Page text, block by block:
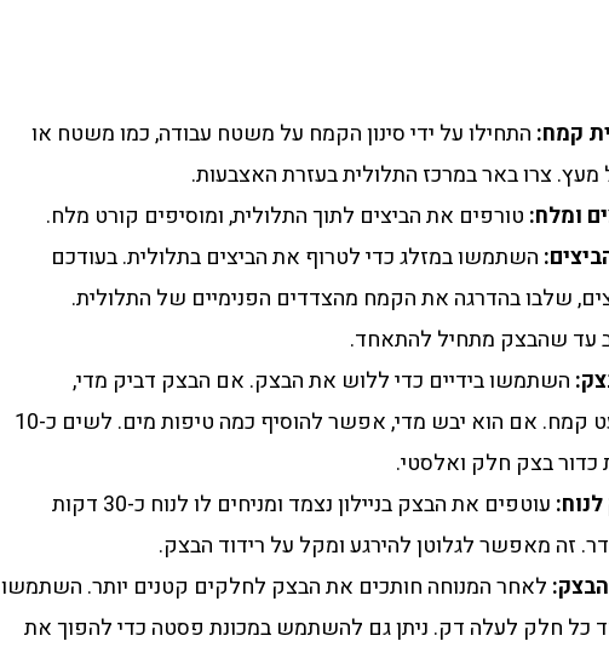
התחילו על ידי סינון הקמח על משטח עבודה, כמו משטח או
מעץ. צרו באר במרכז התלולית בעזרת האצבעות.
טורפים את הביצים לתוך התלולית, ומוסיפים קורט מלח.
השתמשו במזלג כדי לטרוף את הביצים בתלולית. בעודכם
שלבו בהדרגה את הקמח מהצדדים הפנימיים של התלולית.
עד שהבצק מתחיל להתאחד.
השתמשו בידיים כדי ללוש את הבצק. אם הבצק דביק מדי,
מוסיפים עוד מעט קמח. אם הוא יבש מדי, אפשר להוסיף כמה טיפות מים. לשים כ-10
בצק חלק ואלסטי.
עוטפים את הבצק בניילון נצמד ומניחים לו לנוח כ-30 דקות
זה מאפשר לגלוטן להירגע ומקל על רידוד הבצק.
לאחר המנוחה חותכים את הבצק לחלקים קטנים יותר. השתמשו
כל חלק לעלה דק. ניתן גם להשתמש במכונת פסטה כדי להפוך את